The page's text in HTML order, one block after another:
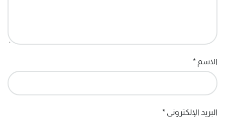
الاسم *
البريد الإلكتروني *